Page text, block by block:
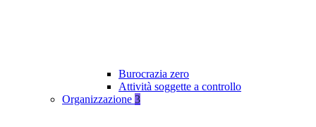
Burocrazia zero
Attività soggette a controllo
Organizzazione 3